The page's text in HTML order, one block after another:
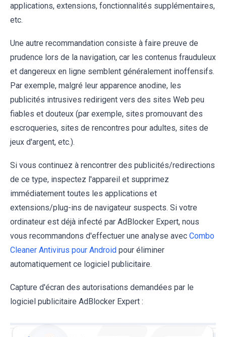
applications, extensions, fonctionnalités supplémentaires,
etc.
Une autre recommandation consiste à faire preuve de
prudence lors de la navigation, car les contenus frauduleux
et dangereux en ligne semblent généralement inoffensifs.
Par exemple, malgré leur apparence anodine, les
publicités intrusives redirigent vers des sites Web peu
fiables et douteux (par exemple, sites promouvant des
escroqueries, sites de rencontres pour adultes, sites de
jeux d'argent, etc.).
Si vous continuez à rencontrer des publicités/redirections
de ce type, inspectez l'appareil et supprimez
immédiatement toutes les applications et
extensions/plug-ins de navigateur suspects. Si votre
ordinateur est déjà infecté par AdBlocker Expert, nous
vous recommandons d'effectuer une analyse avec Combo
Cleaner Antivirus pour Android pour éliminer
automatiquement ce logiciel publicitaire.
Capture d'écran des autorisations demandées par le
logiciel publicitaire AdBlocker Expert :